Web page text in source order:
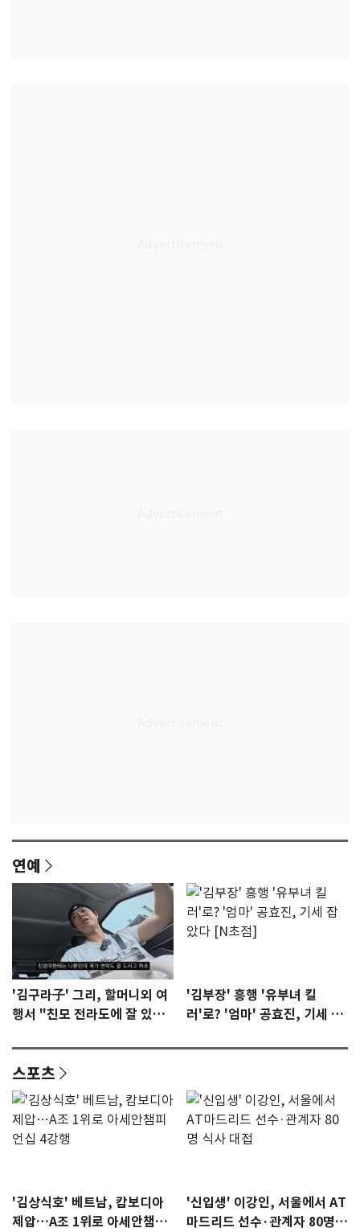
연예
'김구라子' 그리, 할머니외 여
행서 "친모 전라도에 잘 있
'김부장' 흥행 '유부녀 킬
러'로? '엄마' 공효진, 기세 잡
스포츠
'김상식호' 베트남, 캄보디아
제압…A조 1위로 아세안챔피
'신입생' 이강인, 서울에서 AT
마드리드 선수·관계자 80명